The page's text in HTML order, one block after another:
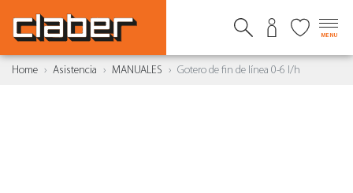
MENU
Home Asistencia MANUALES Gotero de fin de línea 0-6 l/h